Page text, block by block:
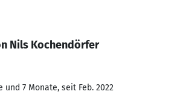
Nils Kochendörfer
und 7 Monate, seit Feb. 2022